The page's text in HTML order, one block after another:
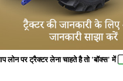
ट्रैक्टर मॉडल है जो की
मिल जाता है।
की cubic Capacity 2979 CC है और
जो की 43.28 hp की पावर बनाता है।
पर ट्रैक्टर लेना चाहते है तो 'बॉक्स' में